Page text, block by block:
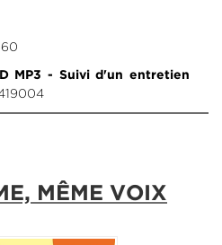
MP3 - Suivi d'un entretien
MÊME VOIX